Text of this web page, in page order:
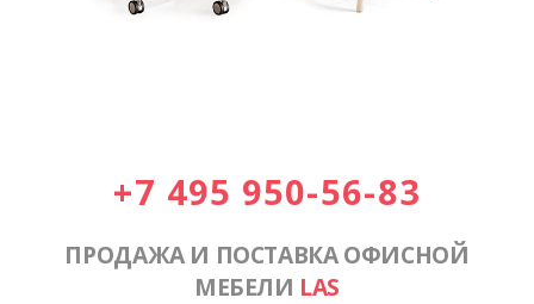
+7 495 950-56-83
ПРОДАЖА И ПОСТАВКА ОФИСНОЙ
МЕБЕЛИ LAS